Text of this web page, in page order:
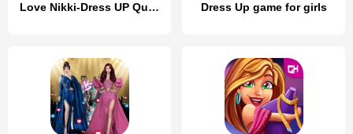
Love Nikki-Dress UP Queen Dress Up game for girls